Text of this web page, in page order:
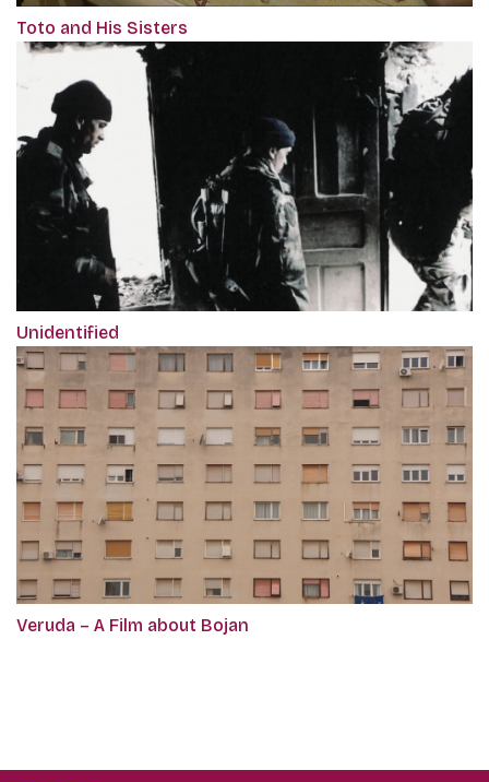
Toto and His Sisters
Unidentified
Veruda – A Film about Bojan